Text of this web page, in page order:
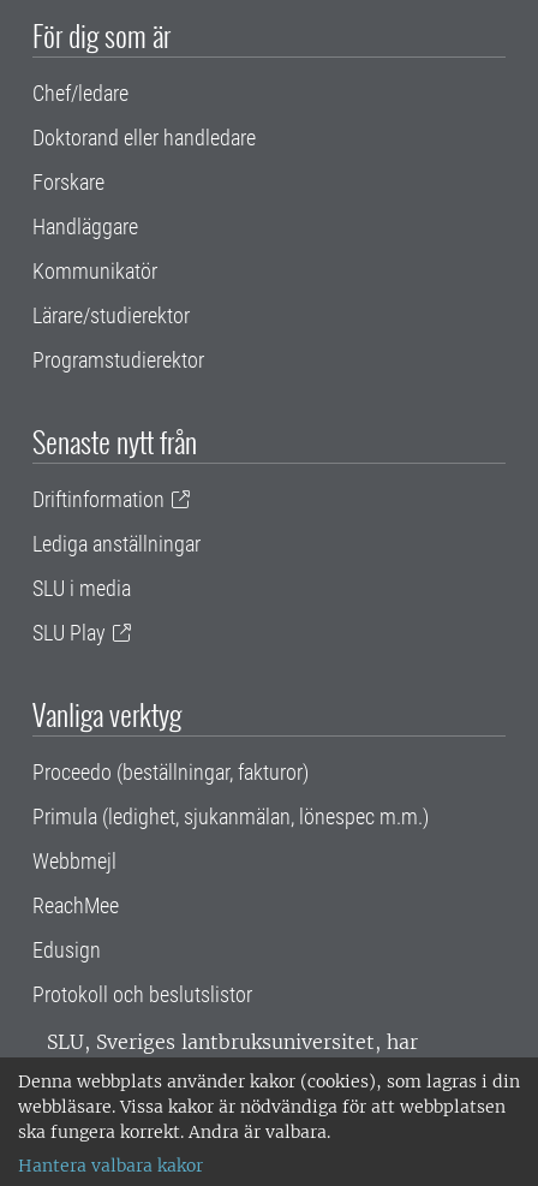
Denna webbplats använder kakor (cookies), som lagras i din
webbläsare. Vissa kakor är nödvändiga för att webbplatsen
ska fungera korrekt. Andra är valbara.
Hantera valbara kakor
För dig som är
Chef/ledare
Doktorand eller handledare
Forskare
Handläggare
Kommunikatör
Lärare/studierektor
Programstudierektor
Senaste nytt från
Driftinformation
Lediga anställningar
SLU i media
SLU Play
Vanliga verktyg
Proceedo (beställningar, fakturor)
Primula (ledighet, sjukanmälan, lönespec m.m.)
Webbmejl
ReachMee
Edusign
Protokoll och beslutslistor
SLU, Sveriges lantbruksuniversitet, har
verksamhet över hela Sverige. Huvudorter är
Alnarp, Uppsala och Umeå.SLU är
miljöcertifierat enligt ISO 14001. •
018-67 10 00 • Org nr: 202100-2817 •